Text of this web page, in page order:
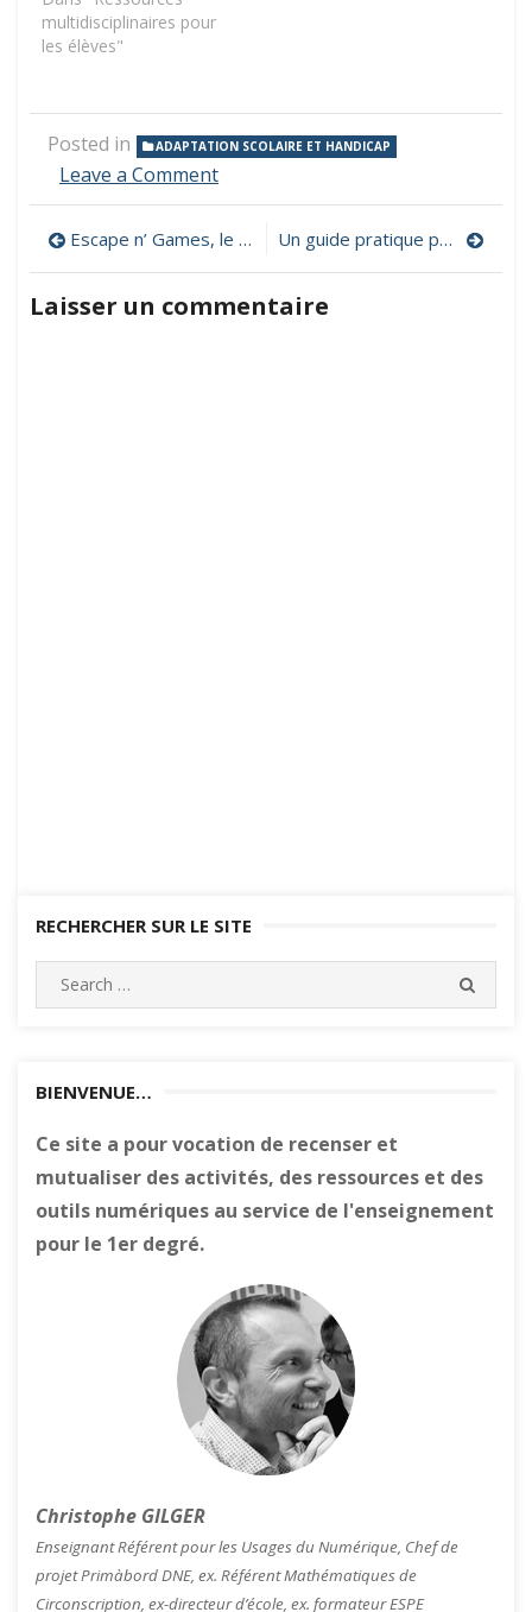
multidisciplinaires pour
les élèves"
Posted in ADAPTATION SCOLAIRE ET HANDICAP
Leave a Commenton
d’animation
pour
présenter
les
Navigation
de
l’article
Escape n’ Games, le site des jeux d’évasion pédagogiques et de la gamification Un guide pratique pour mettre en œuvre un Escape Game dans sa classe
Laisser un commentaire
RECHERCHER SUR LE SITE
BIENVENUE…
Ce site a pour vocation de recenser et
mutualiser des activités, des ressources et des
outils numériques au service de l'enseignement
pour le 1er degré.
Christophe GILGER
Enseignant Référent pour les Usages du Numérique, Chef de
projet Primàbord DNE, ex. Référent Mathématiques de
Circonscription, ex-directeur d’école, ex. formateur ESPE